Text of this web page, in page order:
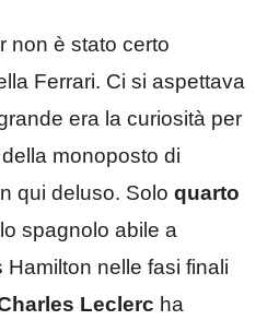
non è stato certo
Ferrari. Ci si aspettava
era la curiosità per
monoposto di
qui deluso. Solo quarto
spagnolo abile a
nelle fasi finali
Leclerc ha